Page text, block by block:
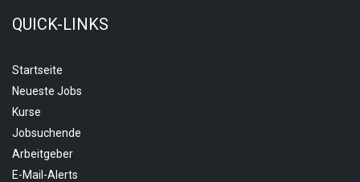
QUICK-LINKS
Startseite
Neueste Jobs
Kurse
Jobsuchende
Arbeitgeber
E-Mail-Alerts